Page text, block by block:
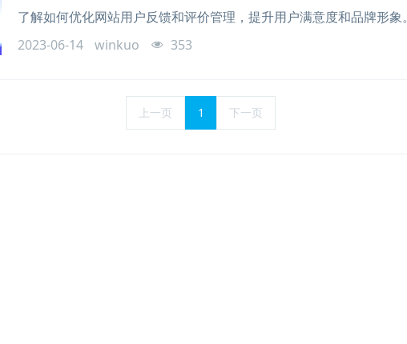
了解如何优化网站用户反馈和评价管理，提升用户满意度和品牌形象。
2023-06-14
winkuo 353
上一页 1 下一页